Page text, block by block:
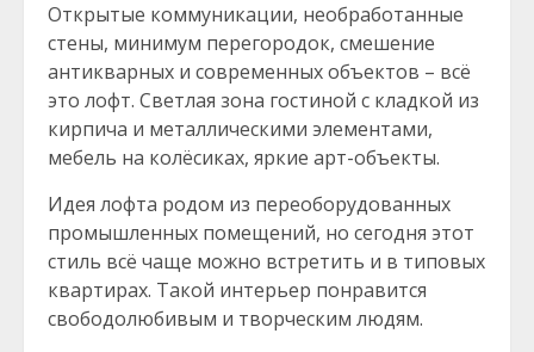
Открытые коммуникации, необработанные
стены, минимум перегородок, смешение
антикварных и современных объектов – всё
это лофт. Светлая зона гостиной с кладкой из
кирпича и металлическими элементами,
мебель на колёсиках, яркие арт-объекты.
Идея лофта родом из переоборудованных
промышленных помещений, но сегодня этот
стиль всё чаще можно встретить и в типовых
квартирах. Такой интерьер понравится
свободолюбивым и творческим людям.